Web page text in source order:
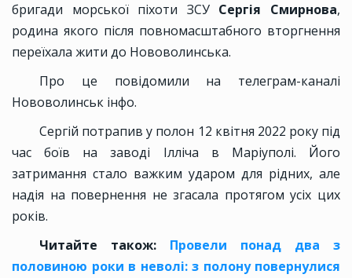
бригади морської піхоти ЗСУ Сергія Смирнова,
родина якого після повномасштабного вторгнення
переїхала жити до Нововолинська.
Про це повідомили на телеграм-каналі
Нововолинськ інфо.
Сергій потрапив у полон 12 квітня 2022 року під
час боїв на заводі Ілліча в Маріуполі. Його
затримання стало важким ударом для рідних, але
надія на повернення не згасала протягом усіх цих
років.
Читайте також: Провели понад два з
половиною роки в неволі: з полону повернулися